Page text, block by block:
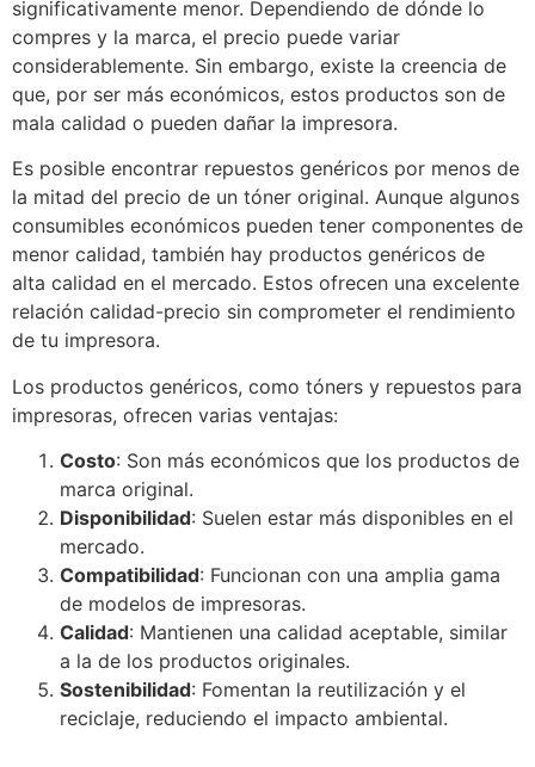
significativamente menor. Dependiendo de dónde lo
compres y la marca, el precio puede variar
considerablemente. Sin embargo, existe la creencia de
que, por ser más económicos, estos productos son de
mala calidad o pueden dañar la impresora.
Es posible encontrar repuestos genéricos por menos de
la mitad del precio de un tóner original. Aunque algunos
consumibles económicos pueden tener componentes de
menor calidad, también hay productos genéricos de
alta calidad en el mercado. Estos ofrecen una excelente
relación calidad-precio sin comprometer el rendimiento
de tu impresora.
Los productos genéricos, como tóners y repuestos para
impresoras, ofrecen varias ventajas:
Costo: Son más económicos que los productos de
marca original.
Disponibilidad: Suelen estar más disponibles en el
mercado.
Compatibilidad: Funcionan con una amplia gama
de modelos de impresoras.
Calidad: Mantienen una calidad aceptable, similar
a la de los productos originales.
Sostenibilidad: Fomentan la reutilización y el
reciclaje, reduciendo el impacto ambiental.